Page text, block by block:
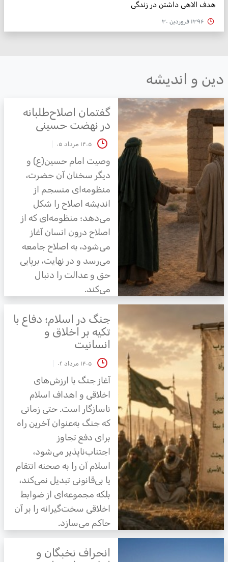
هدف الاهی داشتن در زندگی
۱۳۹۶ فروردین ۳۰
و اندیشه
گفتمان اصلاح‌طلبانه
در نهضت حسینی
۱۴۰۵ مرداد ۰۵
وصیت امام حسین(ع) و
دیگر سخنان آن حضرت،
منظومه‌ای منسجم از
اندیشه اصلاح را شکل
می‌دهد؛ منظومه‌ای که از
اصلاح درون انسان آغاز
می‌شود، به اصلاح جامعه
می‌رسد و در نهایت، برپایی
حق و عدالت را دنبال
می‌کند.
جنگ در اسلام؛ دفاع با
تکیه بر اخلاق و
انسانیت
۱۴۰۵ مرداد ۰۲
آغاز جنگ با ارزش‌های
اخلاقی و اهداف اسلام
ناسازگار است. حتی زمانی
که جنگ به‌عنوان آخرین راه
برای دفع تجاوز
اجتناب‌ناپذیر می‌شود،
اسلام آن را به صحنه انتقام
یا بی‌قانونی تبدیل نمی‌کند،
بلکه مجموعه‌ای از ضوابط
اخلاقی سخت‌گیرانه را بر آن
حاکم می‌سازد.
انحراف نخبگان و